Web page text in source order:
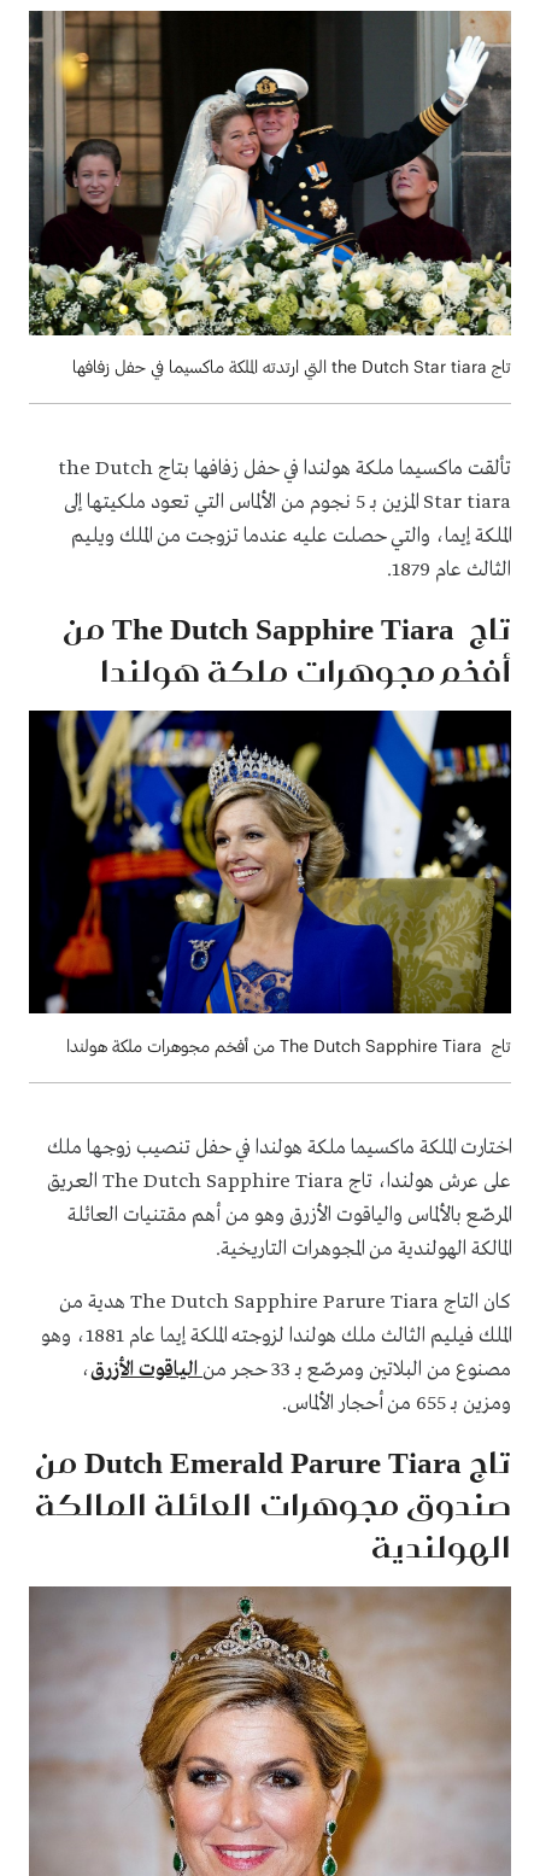
تاج the Dutch Star tiara التي ارتدته الملكة ماكسيما في حفل زفافها
تألقت ماكسيما ملكة هولندا في حفل زفافها بتاج the Dutch
Star tiara المزين بـ 5 نجوم من الألماس التي تعود ملكيتها إلى
الملكة إيما، والتي حصلت عليه عندما تزوجت من الملك ويليم
الثالث عام 1879.
تاج The Dutch Sapphire Tiara من
أفخم مجوهرات ملكة هولندا
تاج The Dutch Sapphire Tiara من أفخم مجوهرات ملكة هولندا
اختارت الملكة ماكسيما ملكة هولندا في حفل تنصيب زوجها ملك
على عرش هولندا، تاج The Dutch Sapphire Tiara العريق
المرصّع بالألماس والياقوت الأزرق وهو من أهم مقتنيات العائلة
المالكة الهولندية من المجوهرات التاريخية.
كان التاج The Dutch Sapphire Parure Tiara هدية من
الملك فيليم الثالث ملك هولندا لزوجته الملكة إيما عام 1881، وهو
مصنوع من البلاتين ومرصّع بـ 33 حجر من
الياقوت الأزرق،
ومزين بـ 655 من أحجار الألماس.
تاج Dutch Emerald Parure Tiara من
صندوق مجوهرات العائلة المالكة
الهولندية